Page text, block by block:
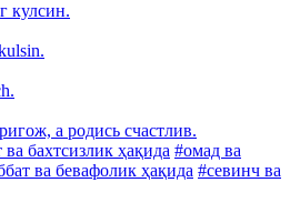
кулсин.
а родись счастлив.
ва бахтсизлик ҳақида #омад ва
ва бевафолик ҳақида #севинч ва